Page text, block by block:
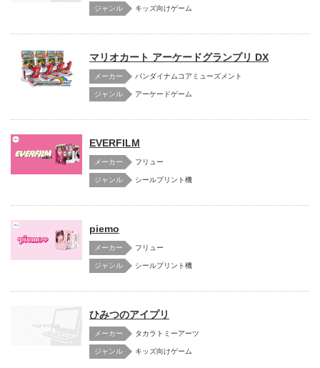
キッズ向けゲーム
マリオカート アーケードグランプリ DX
メーカー バンダイナムコアミューズメント
アーケードゲーム
EVERFILM
メーカー フリュー
シールプリント機
piemo
メーカー フリュー
シールプリント機
ひみつのアイプリ
メーカー タカラトミーアーツ
キッズ向けゲーム